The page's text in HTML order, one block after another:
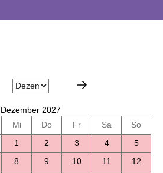
Dezember 2027
Mi Do Fr Sa
So
1 2 3 4
5
8 9 10 11
12